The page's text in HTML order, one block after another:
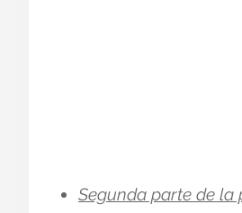
Segunda parte de la